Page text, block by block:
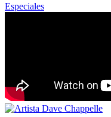
Especiales